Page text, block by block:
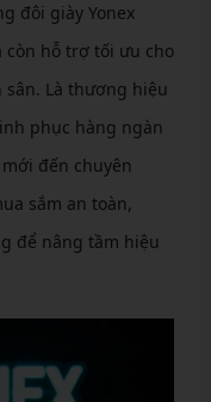
đôi giày Yonex
còn hỗ trợ tối ưu cho
Là thương hiệu
phục hàng ngàn
đến chuyên
sắm an toàn,
để nâng tầm hiệu